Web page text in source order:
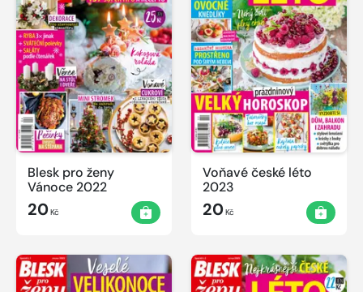
Blesk pro ženy
Vánoce 2022
20Kč
Voňavé české léto
2023
20Kč